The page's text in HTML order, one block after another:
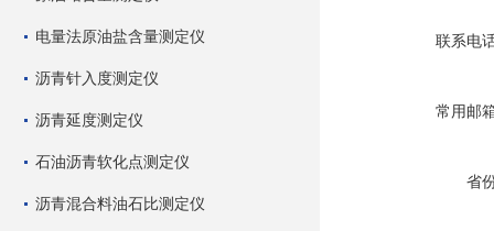
电量法原油盐含量测定仪
沥青针入度测定仪
沥青延度测定仪
石油沥青软化点测定仪
沥青混合料油石比测定仪
联系电
常用邮
省